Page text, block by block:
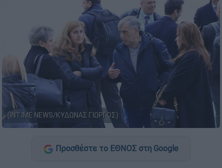
(INTIME NEWS/ΚΥΔΩΝΑΣ ΓΙΩΡΓΟΣ)
Προσθέστε το ΕΘΝΟΣ στη Google